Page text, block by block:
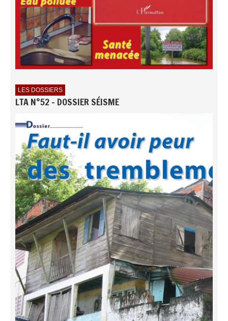
LES DOSSIERS
LTA N°52 - DOSSIER SÉISME